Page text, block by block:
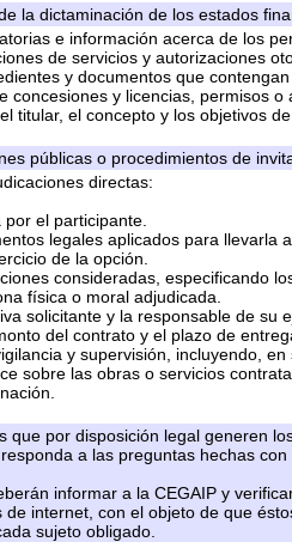
la dictaminación de los estados
e información acerca de los
de servicios y autorizaciones
y documentos que
concesiones y licencias, permisos
titular, el concepto y los objetivos
públicas o procedimientos de
directas:
el participante.
legales aplicados para llevarla
de la opción.
consideradas, especificando
física o moral adjudicada.
solicitante y la responsable de su
del contrato y el plazo de
y supervisión, incluyendo,
sobre las obras o servicios
que por disposición legal generen
a las preguntas hechas
informar a la CEGAIP y
de internet, con el objeto de que
sujeto obligado.